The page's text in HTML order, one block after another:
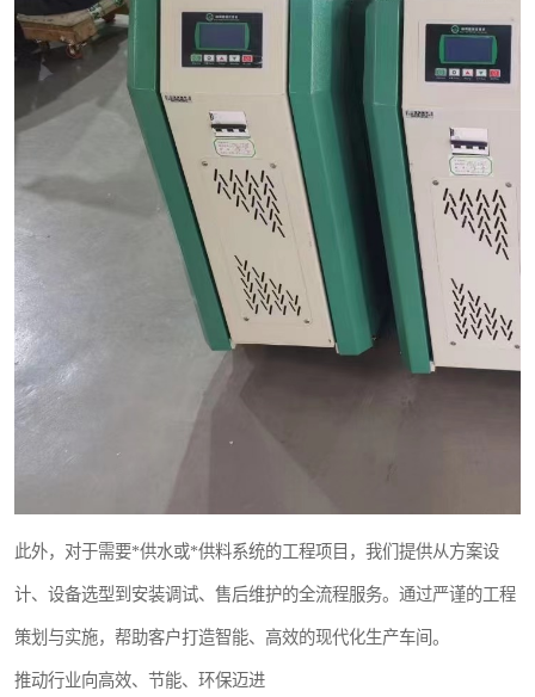
此外，对于需要*供水或*供料系统的工程项目，我们提供从方案设
计、设备选型到安装调试、售后维护的全流程服务。通过严谨的工程
策划与实施，帮助客户打造智能、高效的现代化生产车间。
推动行业向高效、节能、环保迈进